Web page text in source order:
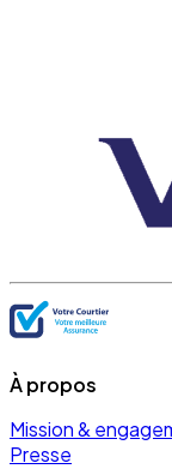
À propos
Mission &
Presse